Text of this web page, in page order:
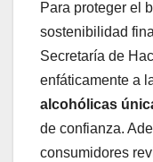
Para proteger el
sostenibilidad
Secretaría de
enfáticamente a
alcohólicas
de confianza.
consumidores